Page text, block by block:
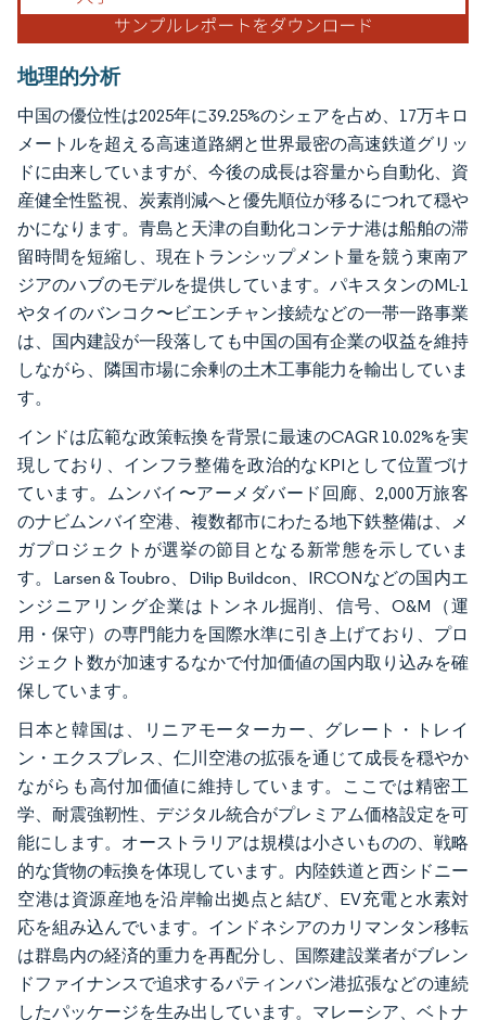
地理的分析
中国の優位性は2025年に39.25%のシェアを占め、17万キロ
メートルを超える高速道路網と世界最密の高速鉄道グリッ
ドに由来していますが、今後の成長は容量から自動化、資
産健全性監視、炭素削減へと優先順位が移るにつれて穏や
かになります。青島と天津の自動化コンテナ港は船舶の滞
留時間を短縮し、現在トランシップメント量を競う東南ア
ジアのハブのモデルを提供しています。パキスタンのML-1
やタイのバンコク〜ビエンチャン接続などの一帯一路事業
は、国内建設が一段落しても中国の国有企業の収益を維持
しながら、隣国市場に余剰の土木工事能力を輸出していま
す。
インドは広範な政策転換を背景に最速のCAGR 10.02%を実
現しており、インフラ整備を政治的なKPIとして位置づけ
ています。ムンバイ〜アーメダバード回廊、2,000万旅客
のナビムンバイ空港、複数都市にわたる地下鉄整備は、メ
ガプロジェクトが選挙の節目となる新常態を示していま
す。Larsen & Toubro、Dilip Buildcon、IRCONなどの国内エ
ンジニアリング企業はトンネル掘削、信号、O&M（運
用・保守）の専門能力を国際水準に引き上げており、プロ
ジェクト数が加速するなかで付加価値の国内取り込みを確
保しています。
日本と韓国は、リニアモーターカー、グレート・トレイ
ン・エクスプレス、仁川空港の拡張を通じて成長を穏やか
ながらも高付加価値に維持しています。ここでは精密工
学、耐震強靭性、デジタル統合がプレミアム価格設定を可
能にします。オーストラリアは規模は小さいものの、戦略
的な貨物の転換を体現しています。内陸鉄道と西シドニー
空港は資源産地を沿岸輸出拠点と結び、EV充電と水素対
応を組み込んでいます。インドネシアのカリマンタン移転
は群島内の経済的重力を再配分し、国際建設業者がブレン
ドファイナンスで追求するパティンバン港拡張などの連続
したパッケージを生み出しています。マレーシア、ベトナ